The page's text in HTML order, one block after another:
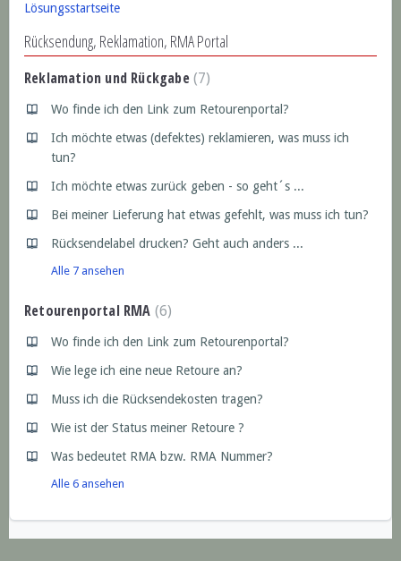
Lösungsstartseite
Rücksendung, Reklamation, RMA Portal
Reklamation und Rückgabe 7
Wo finde ich den Link zum Retourenportal?
Ich möchte etwas (defektes) reklamieren, was muss ich
tun?
Ich möchte etwas zurück geben - so geht´s ...
Bei meiner Lieferung hat etwas gefehlt, was muss ich tun?
Rücksendelabel drucken? Geht auch anders ...
Alle 7 ansehen
Retourenportal RMA 6
Wo finde ich den Link zum Retourenportal?
Wie lege ich eine neue Retoure an?
Muss ich die Rücksendekosten tragen?
Wie ist der Status meiner Retoure ?
Was bedeutet RMA bzw. RMA Nummer?
Alle 6 ansehen